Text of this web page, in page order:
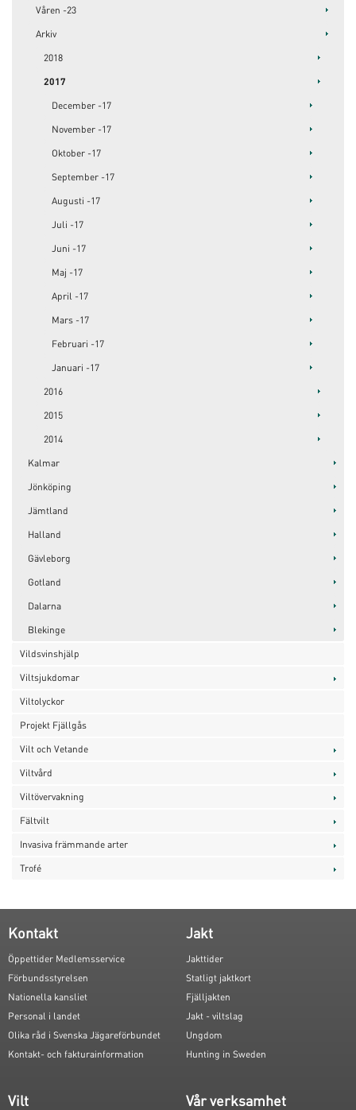
Våren -23
Arkiv
2018
2017
December -17
November -17
Oktober -17
September -17
Augusti -17
Juli -17
Juni -17
Maj -17
April -17
Mars -17
Februari -17
Januari -17
2016
2015
2014
Kalmar
Jönköping
Jämtland
Halland
Gävleborg
Gotland
Dalarna
Blekinge
Vildsvinshjälp
Viltsjukdomar
Viltolyckor
Projekt Fjällgås
Vilt och Vetande
Viltvård
Viltövervakning
Fältvilt
Invasiva främmande arter
Trofé
Kontakt
Öppettider Medlemsservice
Förbundsstyrelsen
Nationella kansliet
Personal i landet
Olika råd i Svenska Jägareförbundet
Kontakt- och fakturainformation
Jakt
Jakttider
Statligt jaktkort
Fjälljakten
Jakt - viltslag
Ungdom
Hunting in Sweden
Vilt Vår verksamhet